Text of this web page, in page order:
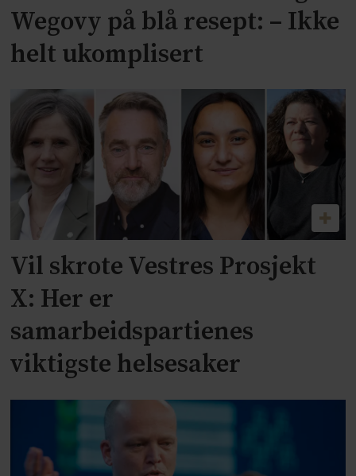
Wegovy på blå resept: – Ikke
helt ukomplisert
Vil skrote Vestres Prosjekt
X: Her er
samarbeidspartienes
viktigste helsesaker